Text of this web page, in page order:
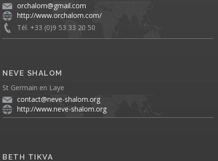
orchalom@gmail.com
http://www.orchalom.com/
Tél. +33 (0)9 53 33 20 50
NEVE SHALOM
St Germain en Laye
contact@neve-shalom.org
http://www.neve-shalom.org
BETH TIKVA